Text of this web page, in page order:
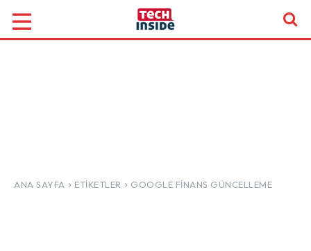
ANA SAYFA ETIKETLER GOOGLE FINANS GÜNCELLEME